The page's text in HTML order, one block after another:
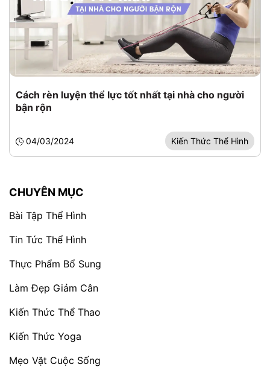
Cách rèn luyện thể lực tốt nhất tại nhà cho người
bận rộn
04/03/2024 Kiến Thức Thể Hình
CHUYÊN MỤC
Bài Tập Thể Hình
Tin Tức Thể Hình
Thực Phẩm Bổ Sung
Làm Đẹp Giảm Cân
Kiến Thức Thể Thao
Kiến Thức Yoga
Mẹo Vặt Cuộc Sống